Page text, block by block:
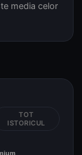
media celor
TOT
ISTORICUL